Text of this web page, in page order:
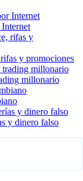
y promociones
millonario
y dinero falso